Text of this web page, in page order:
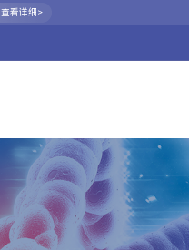
查看详细>